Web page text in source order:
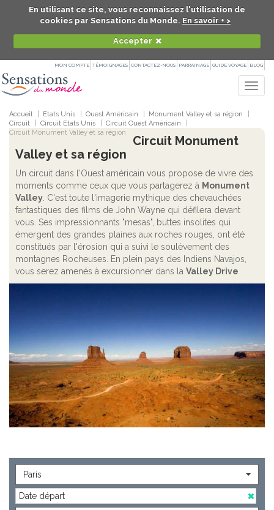
En utilisant ce site, vous reconnaissez l'utilisation de
cookies par Sensations du Monde. En savoir + >
Accepter
MON COMPTE TÉMOIGNAGES CONTACTEZ-NOUS PARRAINAGE GUIDE VOYAGE BLOG
Accueil Etats Unis Ouest Américain
Monument Valley et sa région
Circuit
Circuit Etats Unis
Circuit Ouest Américain
Circuit Monument Valley et sa région
Circuit Monument
Valley et sa région
Un circuit dans l'Ouest américain vous propose de vivre des
moments comme ceux que vous partagerez à Monument
Valley . C'est toute l'imagerie mythique des chevauchées
fantastiques des films de John Wayne qui défilera devant
vous. Ses impressionnants "mesas", buttes insolites qui
émergent des grandes plaines aux roches rouges, ont été
constitués par l'érosion qui a suivi le soulèvement des
montagnes Rocheuses. En plein pays des Indiens Navajos,
vous serez amenés à excursionner dans la Valley Drive
pour aller au plus près de ces invraisemblables plateaux.Un
Paris